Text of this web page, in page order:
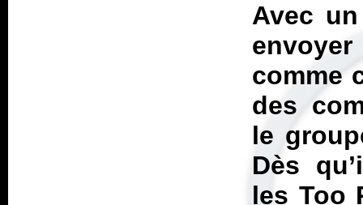
Avec
comme
des
le
Dès
les Too